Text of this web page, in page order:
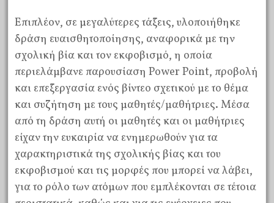
Επιπλέον, σε μεγαλύτερες τάξεις, υλοποιήθηκε
δράση ευαισθητοποίησης, αναφορικά με την
σχολική βία και τον εκφοβισμό, η οποία
περιελάμβανε παρουσίαση Power Point, προβολή
και επεξεργασία ενός βίντεο σχετικού με το θέμα
και συζήτηση με τους μαθητές/μαθήτριες. Μέσα
από τη δράση αυτή οι μαθητές και οι μαθήτριες
είχαν την ευκαιρία να ενημερωθούν για τα
χαρακτηριστικά της σχολικής βίας και του
εκφοβισμού και τις μορφές που μπορεί να λάβει,
για το ρόλο των ατόμων που εμπλέκονται σε τέτοια